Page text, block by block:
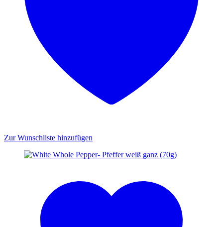
Zur Wunschliste hinzufügen